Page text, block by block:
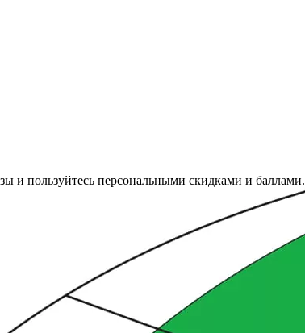
и пользуйтесь персональными скидками и баллами.